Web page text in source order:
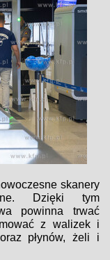
skanery
Dzięki tym
powinna trwać
z walizek i
płynów, żeli i